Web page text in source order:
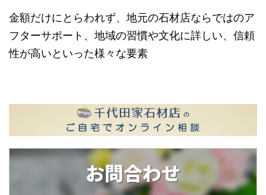
金額だけにとらわれず、地元の石材店ならではのア
フターサポート、地域の習慣や文化に詳しい、信頼
性が高いといった様々な要素
お問合わせ